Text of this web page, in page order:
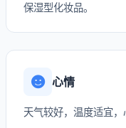
保湿型化妆品。
心情
天气较好，温度适宜，